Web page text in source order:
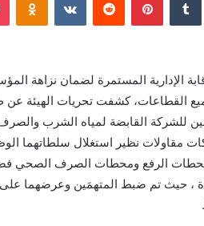
الإدارية المستمرة لضمان نزاهة
القطاعات، كشفت تحريات الهيئة
للشركة القابضة لمياه الشرب
مقاولات نظير استغلال سلطاتهما
بمحطات الرفع ومحطات الصرف الصحي
، حيث تم ضبط المتهمَين وعرضهما على